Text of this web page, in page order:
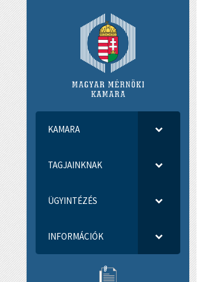
KAMARA
TAGJAINKNAK
ÜGYINTÉZÉS
INFORMÁCIÓK